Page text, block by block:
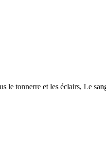
le tonnerre et les éclairs, Le